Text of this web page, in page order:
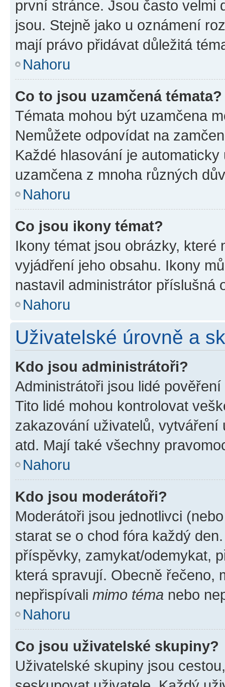
první stránce. Jsou často velmi
jsou. Stejně jako u oznámení
mají právo přidávat důležitá
Nahoru
Co to jsou uzamčená témata?
Témata mohou být uzamčena
Nemůžete odpovídat na
Každé hlasování je
uzamčena z mnoha různých
Nahoru
Co jsou ikony témat?
Ikony témat jsou obrázky,
vyjádření jeho obsahu. Ikony
nastavil administrátor příslušná
Nahoru
Uživatelské úrovně a
Kdo jsou administrátoři?
Administrátoři jsou lidé
Tito lidé mohou kontrolovat
zakazování uživatelů,
atd. Mají také všechny
Nahoru
Kdo jsou moderátoři?
Moderátoři jsou jednotlivci
starat se o chod fóra každý
příspěvky, zamykat/odemykat,
která spravují. Obecně řečeno,
nepřispívali mimo téma nebo
Nahoru
Co jsou uživatelské skupiny?
Uživatelské skupiny jsou